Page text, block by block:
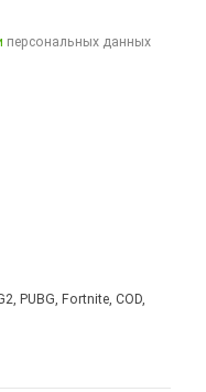
персональных данных
PUBG, Fortnite, COD,